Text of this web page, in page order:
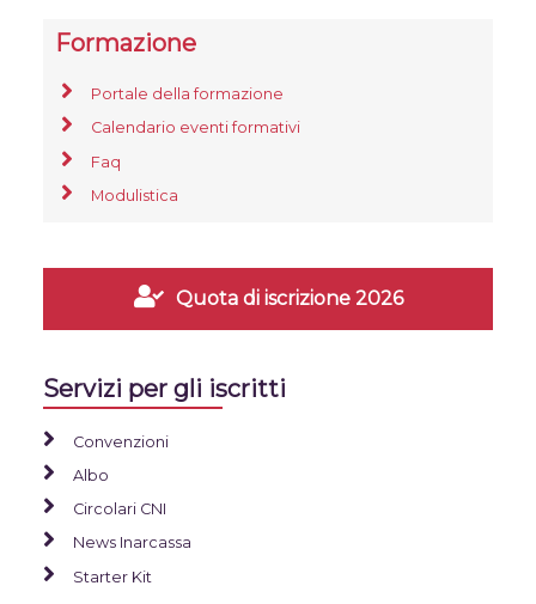
Formazione
Portale della formazione
Calendario eventi formativi
Faq
Modulistica
Quota di iscrizione 2026
Servizi per gli iscritti
Convenzioni
Albo
Circolari CNI
News Inarcassa
Starter Kit